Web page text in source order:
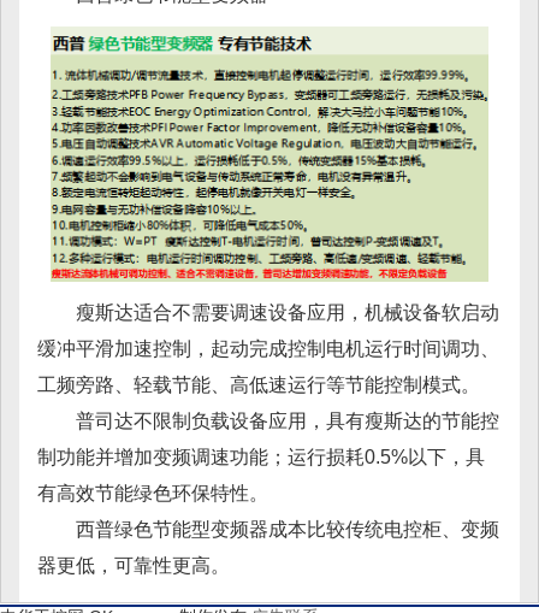
瘦斯达适合不需要调速设备应用，机械设备软启动
缓冲平滑加速控制，起动完成控制电机运行时间调功、
工频旁路、轻载节能、高低速运行等节能控制模式。
普司达不限制负载设备应用，具有瘦斯达的节能控
制功能并增加变频调速功能；运行损耗0.5%以下，具
有高效节能绿色环保特性。
西普绿色节能型变频器成本比较传统电控柜、变频
器更低，可靠性更高。